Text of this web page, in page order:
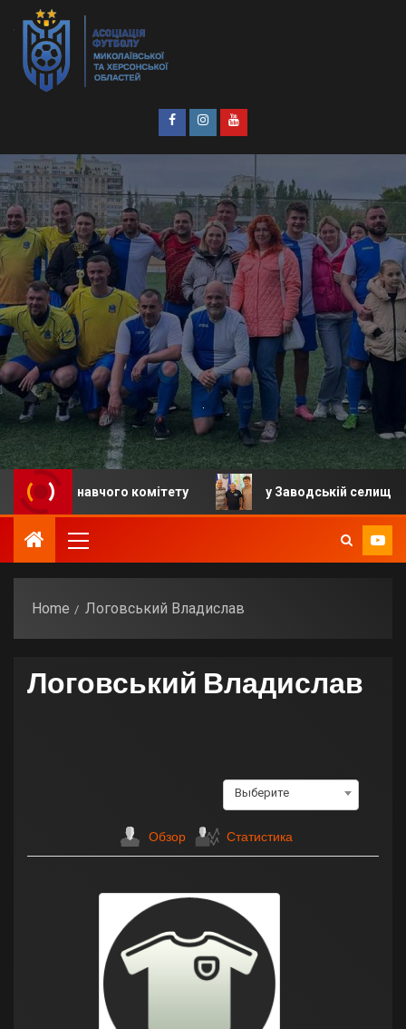
комітету у Заводській селищній
Home Логовський Владислав
Логовський Владислав
Выберите
Обзор Статистика